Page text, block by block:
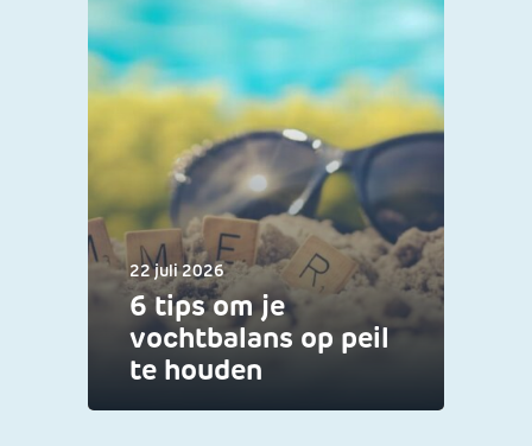
22 juli 2026
6 tips om je
vochtbalans op peil
te houden